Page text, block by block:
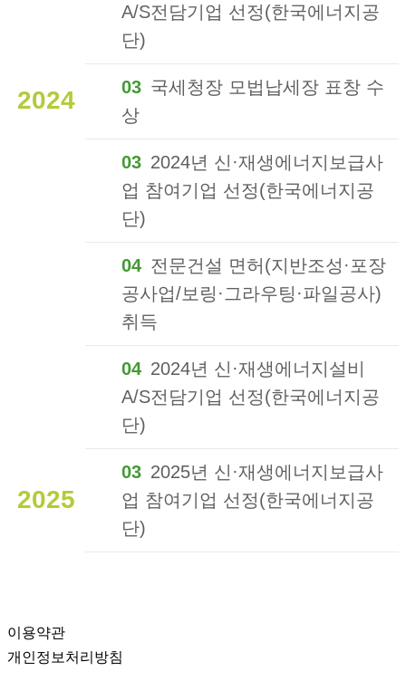
A/S전담기업 선정(한국에너지공
단)
2024 03 국세청장 모법납세장 표창 수
상
03 2024년 신·재생에너지보급사
업 참여기업 선정(한국에너지공
단)
04 전문건설 면허(지반조성·포장
공사업/보링·그라우팅·파일공사)
취득
04 2024년 신·재생에너지설비
A/S전담기업 선정(한국에너지공
단)
2025
03 2025년 신·재생에너지보급사
업 참여기업 선정(한국에너지공
단)
이용약관
개인정보처리방침